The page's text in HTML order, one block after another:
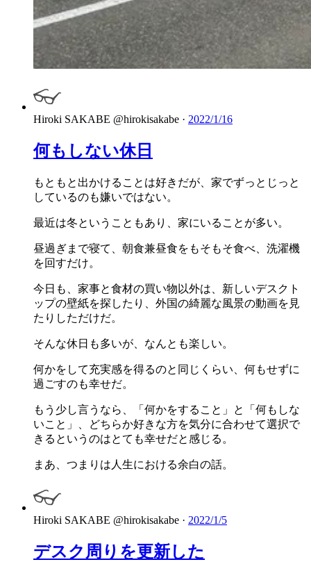
Hiroki SAKABE @hirokisakabe · 2022/1/16
何もしない休日
もともと出かけることは好きだが、家でずっとじっと
しているのも嫌いではない。
最近は冬ということもあり、家にいることが多い。
昼過ぎまで寝て、朝食兼昼食をもそもそ食べ、洗濯機
を回すだけ。
今日も、家事と食材の買い物以外は、新しいデスクト
ップの壁紙を探したり、外国の綺麗な風景の動画を見
たりしただけだ。
そんな休日も多いが、なんとも楽しい。
何かをして充実感を得るのと同じくらい、何もせずに
過ごすのも幸せだ。
もう少し言うなら、「何かをすること」と「何もしな
いこと」、どちらか好きな方を気分に合わせて選択で
きるというのはとても幸せだと感じる。
まあ、つまりは人生における余白の話。
Hiroki SAKABE @hirokisakabe · 2022/1/5
デスク周りを更新した